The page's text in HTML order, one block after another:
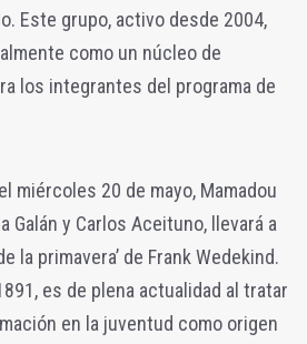
Este grupo, activo desde 2004,
como un núcleo de
los integrantes del programa de
miércoles 20 de mayo, Mamadou
Galán y Carlos Aceituno, llevará a
la primavera’ de Frank Wedekind.
es de plena actualidad al tratar
en la juventud como origen